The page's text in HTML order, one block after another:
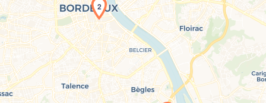
Chargement de la carte en cours...
2